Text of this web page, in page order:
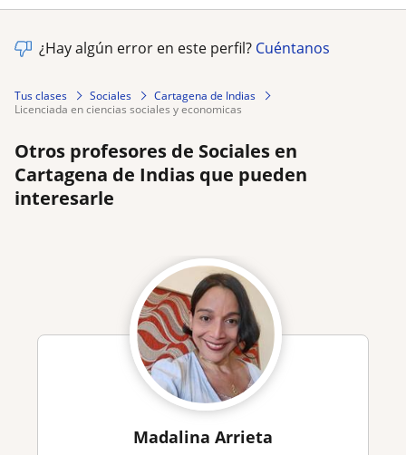
¿Hay algún error en este perfil? Cuéntanos
Tus clases Sociales
Cartagena de Indias
licenciada en ciencias sociales y economicas
Otros profesores de Sociales en
Cartagena de Indias que pueden
interesarle
Madalina Arrieta